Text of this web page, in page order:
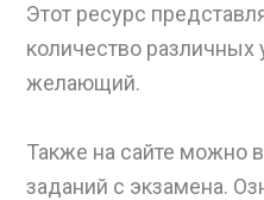
Этот ресурс
количество
желающий.
Также на сайте можно
заданий с экзамена.